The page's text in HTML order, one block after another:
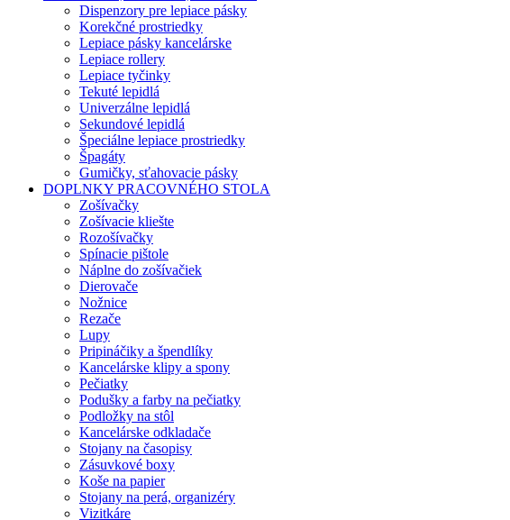
Dispenzory pre lepiace pásky
Korekčné prostriedky
Lepiace pásky kancelárske
Lepiace rollery
Lepiace tyčinky
Tekuté lepidlá
Univerzálne lepidlá
Sekundové lepidlá
Špeciálne lepiace prostriedky
Špagáty
Gumičky, sťahovacie pásky
DOPLNKY PRACOVNÉHO STOLA
Zošívačky
Zošívacie kliešte
Rozošívačky
Spínacie pištole
Náplne do zošívačiek
Dierovače
Nožnice
Rezače
Lupy
Pripináčiky a špendlíky
Kancelárske klipy a spony
Pečiatky
Podušky a farby na pečiatky
Podložky na stôl
Kancelárske odkladače
Stojany na časopisy
Zásuvkové boxy
Koše na papier
Stojany na perá, organizéry
Vizitkáre